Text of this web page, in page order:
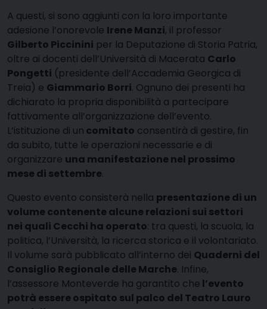
A questi, si sono aggiunti con la loro importante
adesione l’onorevole Irene Manzi, il professor
Gilberto Piccinini per la Deputazione di Storia Patria,
oltre ai docenti dell’Università di Macerata Carlo
Pongetti (presidente dell’Accademia Georgica di
Treia) e Giammario Borri. Ognuno dei presenti ha
dichiarato la propria disponibilità a partecipare
fattivamente all’organizzazione dell’evento.
L’istituzione di un comitato consentirà di gestire, fin
da subito, tutte le operazioni necessarie e di
organizzare una manifestazione nel prossimo
mese di settembre.
Questo evento consisterà nella presentazione di un
volume contenente alcune relazioni sui settori
nei quali Cecchi ha operato: tra questi, la scuola, la
politica, l’Università, la ricerca storica e il volontariato.
Il volume sarà pubblicato all’interno dei Quaderni del
Consiglio Regionale delle Marche. Infine,
l’assessore Monteverde ha garantito che l’evento
potrà essere ospitato sul palco del Teatro Lauro